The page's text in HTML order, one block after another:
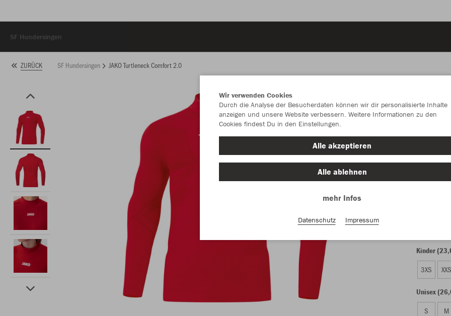
SF Hundersingen
ZURÜCK SF Hundersingen JAKO Turtleneck Comfort 2.0
Kinder
3XS
Unisex
S M
Wir verwenden Cookies
Durch die Analyse der Besucherdaten können wir dir personalisierte Inhalte
anzeigen und unsere Website verbessern. Weitere Informationen zu den
Cookies findest Du in den Einstellungen.
Alle akzeptieren
Alle ablehnen
mehr Infos
Datenschutz Impressum